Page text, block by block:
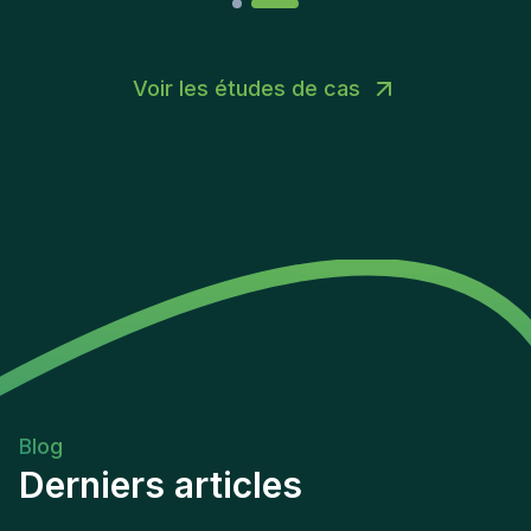
identified, managed, and mitigated. Success in this
remediation oversight, and the positive impact on
Voir les études de cas
Blog
Derniers articles